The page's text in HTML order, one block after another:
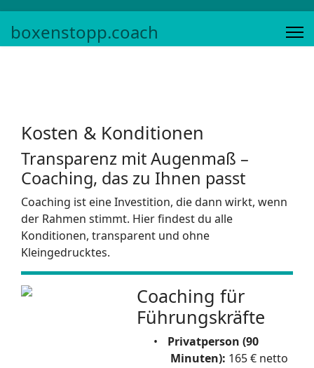
boxenstopp.coach
Kosten & Konditionen
Transparenz mit Augenmaß –
Coaching, das zu Ihnen passt
Coaching ist eine Investition, die dann wirkt, wenn
der Rahmen stimmt. Hier findest du alle
Konditionen, transparent und ohne
Kleingedrucktes.
Coaching für
Führungskräfte
•
Privatperson (90
Minuten): 165 € netto